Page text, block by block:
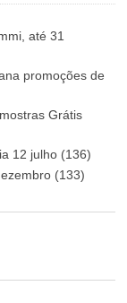
até 31
promoções de
Grátis
12 julho (136)
(133)